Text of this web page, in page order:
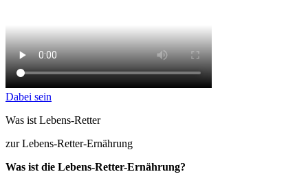
Dabei sein
Was ist Lebens-Retter
zur Lebens-Retter-Ernährung
Was ist die Lebens-Retter-Ernährung?